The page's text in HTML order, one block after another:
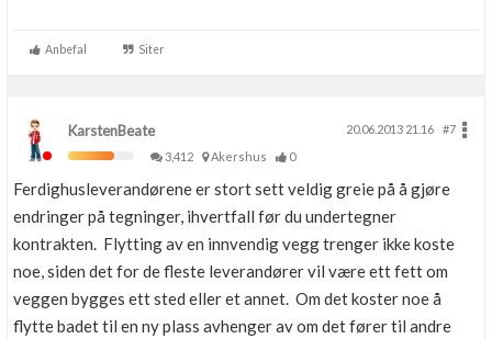
Anbefal Siter
KarstenBeate 20.06.2013 21.16
#7
3,412
Akershus 0
Ferdighusleverandørene er stort sett veldig greie på å gjøre
endringer på tegninger, ihvertfall før du undertegner
kontrakten. Flytting av en innvendig vegg trenger ikke koste
noe, siden det for de fleste leverandører vil være ett fett om
veggen bygges ett sted eller et annet. Om det koster noe å
flytte badet til en ny plass avhenger av om det fører til andre